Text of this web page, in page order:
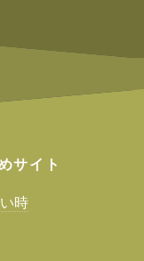
サイト
時